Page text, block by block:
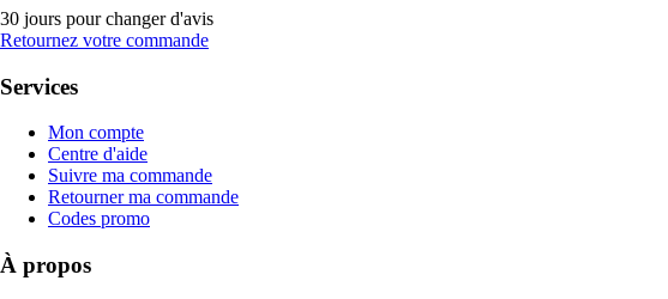
30 jours pour changer d'avis
Retournez votre commande
Services
Mon compte
Centre d'aide
Suivre ma commande
Retourner ma commande
Codes promo
À propos